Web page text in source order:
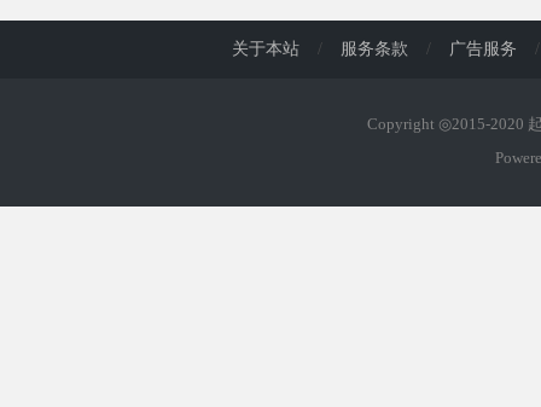
关于本站 / 服务条款 / 广告服务 /
Copyright ◎2015-2020